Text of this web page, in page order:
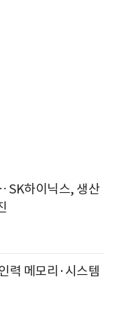
SK하이닉스, 생산
력 메모리·시스템